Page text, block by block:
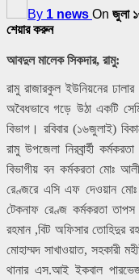
By 1 news On জুলা
শেয়ার করুন
আবদুল মালেক সিকদার, রামু:
রামু রাজারকুল ইউনিয়নের
অবৈধভাবে গড়ে উঠা একটি
বিভাগ। রবিবার (১৬জুলাই)
রামু উপজেলা নিরবার্র্হী
বিভাগীয় বন কর্মকরতা মোঃ
রেণ্জরে এসি এফ দেওয়ান
টেকনাফ রেণ্জ কর্মকরতা তাপস
রহমান ,বিট অফিসার তোহিদুর
মোহাম্মদ সাখাওয়াত, সহকারী
থানার এস.আই ইকবাল